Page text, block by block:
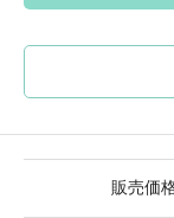
販売価